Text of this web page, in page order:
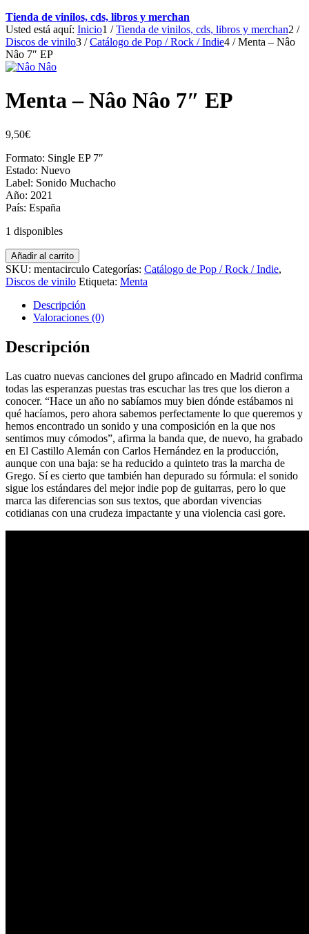
Tienda de vinilos, cds, libros y merchan
Usted está aquí: Inicio1 / Tienda de vinilos, cds, libros y merchan2 /
Discos de vinilo3 / Catálogo de Pop / Rock / Indie4 / Menta – Nâo
Nâo 7″ EP
Menta – Nâo Nâo 7″ EP
9,50€
Formato: Single EP 7″
Estado: Nuevo
Label: Sonido Muchacho
Año: 2021
País: España
1 disponibles
Menta
-
Nâo
Añadir al carrito
SKU: mentacirculo Categorías: Catálogo de Pop / Rock / Indie,
Discos de vinilo Etiqueta: Menta
Descripción
Valoraciones (0)
Descripción
Las cuatro nuevas canciones del grupo afincado en Madrid confirma
todas las esperanzas puestas tras escuchar las tres que los dieron a
conocer. “Hace un año no sabíamos muy bien dónde estábamos ni
qué hacíamos, pero ahora sabemos perfectamente lo que queremos y
hemos encontrado un sonido y una composición en la que nos
sentimos muy cómodos”, afirma la banda que, de nuevo, ha grabado
en El Castillo Alemán con Carlos Hernández en la producción,
aunque con una baja: se ha reducido a quinteto tras la marcha de
Grego. Sí es cierto que también han depurado su fórmula: el sonido
sigue los estándares del mejor indie pop de guitarras, pero lo que
marca las diferencias son sus textos, que abordan vivencias
cotidianas con una crudeza impactante y una violencia casi gore.